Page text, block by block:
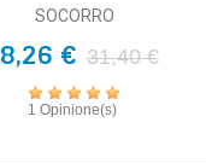
SOCORRO
€ 31,40 €
1 Opinione(s)